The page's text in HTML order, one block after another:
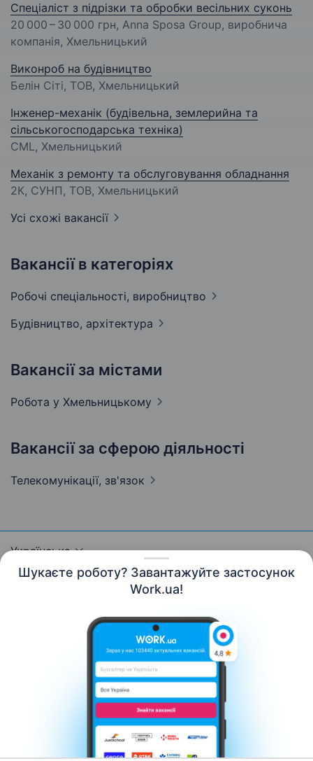
Шукаєте роботу? Завантажуйте застосунок
Work.ua!
Спеціаліст з підрізки та обробки весільних суконь
20 000 – 30 000 грн, Anna Sposa Group, виробнича
компанія, Хмельницький
Виконроб на будівництво
Белін Сіті, ТОВ, Хмельницький
Інженер-механік (будівельна, землерийна та
сільськогосподарська техніка)
CML, Хмельницький
Механік з ремонту та обслуговування обладнання
2К, СУНП, ТОВ, Хмельницький
Усі схожі вакансії
Вакансії в категоріях
Робочі спеціальності, виробництво
Будівництво, архітектура
Вакансії за містами
Робота у Хмельницькому
Вакансії за сферою діяльності
Телекомунікації, зв'язок
Українська
Контакти Про нас
Кар’єра
Новини Work.ua
Допомога Умови використання
Роботодавцю